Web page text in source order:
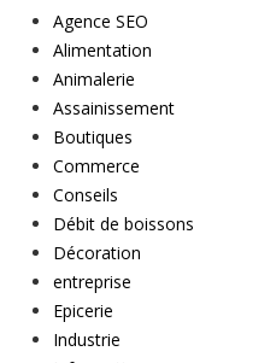
Agence SEO
Alimentation
Animalerie
Assainissement
Boutiques
Commerce
Conseils
Débit de boissons
Décoration
entreprise
Epicerie
Industrie